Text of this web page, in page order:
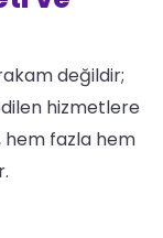
değildir;
hizmetlere
fazla hem